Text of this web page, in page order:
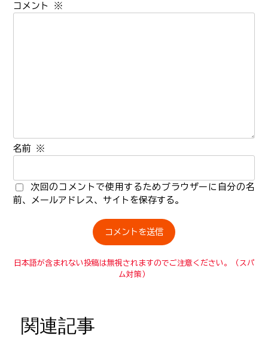
コメント ※
名前 ※
次回のコメントで使用するためブラウザーに自分の名
前、メールアドレス、サイトを保存する。
日本語が含まれない投稿は無視されますのでご注意ください。（スパ
ム対策）
関連記事